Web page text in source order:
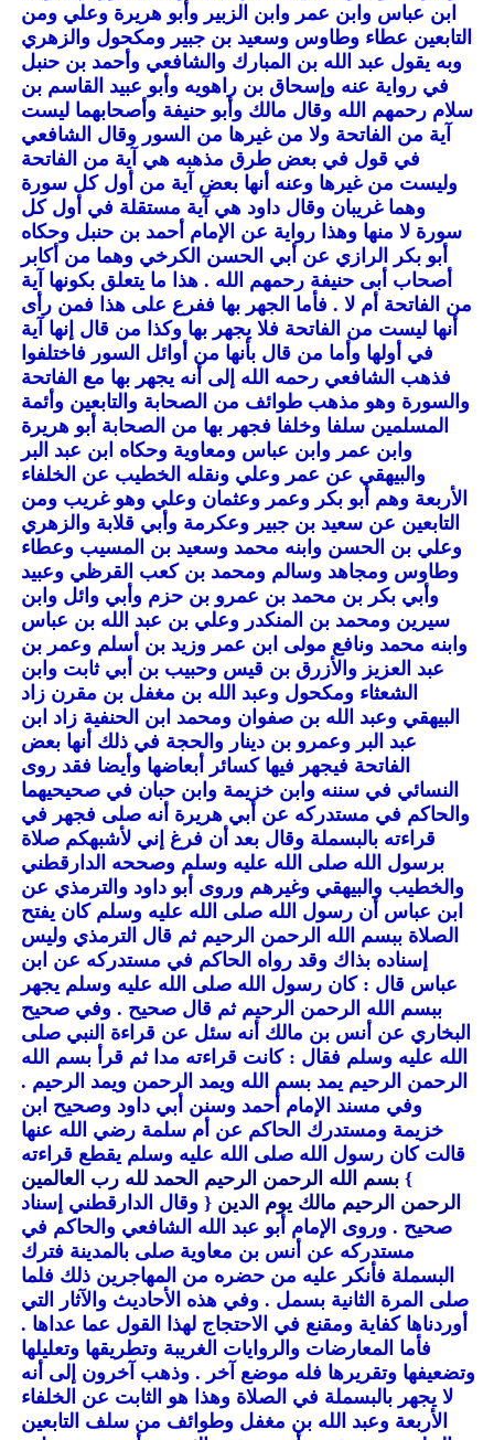
ابن عباس وابن عمر وابن الزبير وأبو هريرة وعلي ومن
التابعين عطاء وطاوس وسعيد بن جبير ومكحول والزهري
وبه يقول عبد الله بن المبارك والشافعي وأحمد بن حنبل
في رواية عنه وإسحاق بن راهويه وأبو عبيد القاسم بن
سلام رحمهم الله وقال مالك وأبو حنيفة وأصحابهما ليست
آية من الفاتحة ولا من غيرها من السور وقال الشافعي
في قول في بعض طرق مذهبه هي آية من الفاتحة
وليست من غيرها وعنه أنها بعض آية من أول كل سورة
وهما غريبان وقال داود هي آية مستقلة في أول كل
سورة لا منها وهذا رواية عن الإمام أحمد بن حنبل وحكاه
أبو بكر الرازي عن أبي الحسن الكرخي وهما من أكابر
أصحاب أبى حنيفة رحمهم الله . هذا ما يتعلق بكونها آية
من الفاتحة أم لا . فأما الجهر بها ففرع على هذا فمن رأى
أنها ليست من الفاتحة فلا يجهر بها وكذا من قال إنها آية
في أولها وأما من قال بأنها من أوائل السور فاختلفوا
فذهب الشافعي رحمه الله إلى أنه يجهر بها مع الفاتحة
والسورة وهو مذهب طوائف من الصحابة والتابعين وأئمة
المسلمين سلفا وخلفا فجهر بها من الصحابة أبو هريرة
وابن عمر وابن عباس ومعاوية وحكاه ابن عبد البر
والبيهقي عن عمر وعلي ونقله الخطيب عن الخلفاء
الأربعة وهم أبو بكر وعمر وعثمان وعلي وهو غريب ومن
التابعين عن سعيد بن جبير وعكرمة وأبي قلابة والزهري
وعلي بن الحسن وابنه محمد وسعيد بن المسيب وعطاء
وطاوس ومجاهد وسالم ومحمد بن كعب القرظي وعبيد
وأبي بكر بن محمد بن عمرو بن حزم وأبي وائل وابن
سيرين ومحمد بن المنكدر وعلي بن عبد الله بن عباس
وابنه محمد ونافع مولى ابن عمر وزيد بن أسلم وعمر بن
عبد العزيز والأزرق بن قيس وحبيب بن أبي ثابت وابن
الشعثاء ومكحول وعبد الله بن مغفل بن مقرن زاد
البيهقي وعبد الله بن صفوان ومحمد ابن الحنفية زاد ابن
عبد البر وعمرو بن دينار والحجة في ذلك أنها بعض
الفاتحة فيجهر فيها كسائر أبعاضها وأيضا فقد روى
النسائي في سننه وابن خزيمة وابن حبان في صحيحيهما
والحاكم في مستدركه عن أبي هريرة أنه صلى فجهر في
قراءته بالبسملة وقال بعد أن فرغ إني لأشبهكم صلاة
برسول الله صلى الله عليه وسلم وصححه الدارقطني
والخطيب والبيهقي وغيرهم وروى أبو داود والترمذي عن
ابن عباس أن رسول الله صلى الله عليه وسلم كان يفتح
الصلاة ببسم الله الرحمن الرحيم ثم قال الترمذي وليس
إسناده بذاك وقد رواه الحاكم في مستدركه عن ابن
عباس قال : كان رسول الله صلى الله عليه وسلم يجهر
ببسم الله الرحمن الرحيم ثم قال صحيح . وفي صحيح
البخاري عن أنس بن مالك أنه سئل عن قراءة النبي صلى
الله عليه وسلم فقال : كانت قراءته مدا ثم قرأ بسم الله
الرحمن الرحيم يمد بسم الله ويمد الرحمن ويمد الرحيم .
وفي مسند الإمام أحمد وسنن أبي داود وصحيح ابن
خزيمة ومستدرك الحاكم عن أم سلمة رضي الله عنها
قالت كان رسول الله صلى الله عليه وسلم يقطع قراءته
} بسم الله الرحمن الرحيم الحمد لله رب العالمين
الرحمن الرحيم مالك يوم الدين { وقال الدارقطني إسناد
صحيح . وروى الإمام أبو عبد الله الشافعي والحاكم في
مستدركه عن أنس بن معاوية صلى بالمدينة فترك
البسملة فأنكر عليه من حضره من المهاجرين ذلك فلما
صلى المرة الثانية بسمل . وفي هذه الأحاديث والآثار التي
أوردناها كفاية ومقنع في الاحتجاج لهذا القول عما عداها .
فأما المعارضات والروايات الغريبة وتطريقها وتعليلها
وتضعيفها وتقريرها فله موضع آخر . وذهب آخرون إلى أنه
لا يجهر بالبسملة في الصلاة وهذا هو الثابت عن الخلفاء
الأربعة وعبد الله بن مغفل وطوائف من سلف التابعين